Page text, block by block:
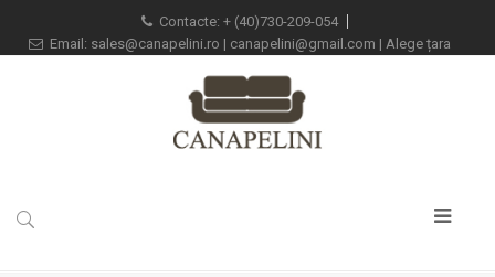
Contacte: + (40)730-209-054
Email: sales@canapelini.ro | canapelini@gmail.com | Alege țara